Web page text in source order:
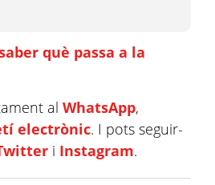
què passa a la
al WhatsApp,
electrònic. I pots seguir-
i Instagram.